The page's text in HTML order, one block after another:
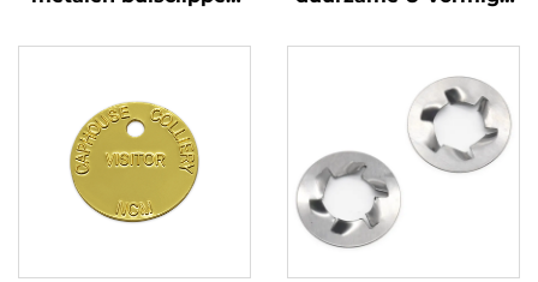
van U-vormige
chroomnickel beklede
buisklemmen voor het
bevestigen van buizen